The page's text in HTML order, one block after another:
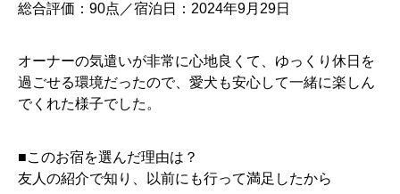
総合評価：90点／宿泊日：2024年9月29日
オーナーの気遣いが非常に心地良くて、ゆっくり休日を
過ごせる環境だったので、愛犬も安心して一緒に楽しん
でくれた様子でした。
■このお宿を選んだ理由は？
友人の紹介で知り、以前にも行って満足したから